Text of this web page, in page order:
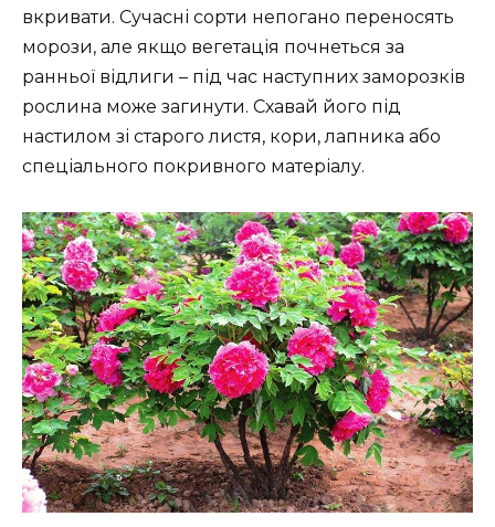
вкривати. Сучасні сорти непогано переносять
морози, але якщо вегетація почнеться за
ранньої відлиги – під час наступних заморозків
рослина може загинути. Схавай його під
настилом зі старого листя, кори, лапника або
спеціального покривного матеріалу.